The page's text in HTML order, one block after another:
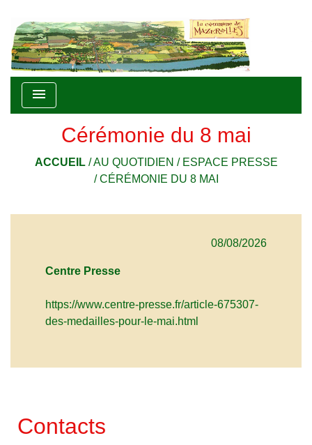
menu
Cérémonie du 8 mai
ACCUEIL/AU QUOTIDIEN / ESPACE PRESSE
/CÉRÉMONIE DU 8 MAI
08/08/2026
Centre Presse
https://www.centre-presse.fr/article-675307-
des-medailles-pour-le-mai.html
Contacts